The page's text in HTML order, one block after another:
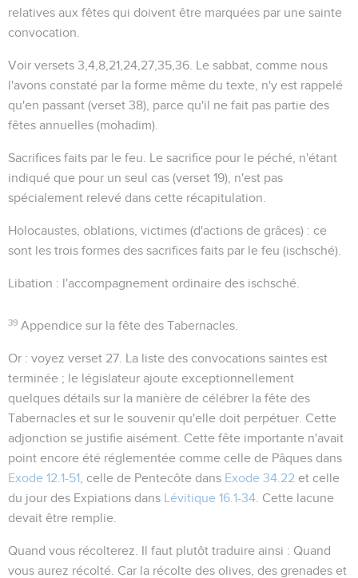
relatives aux fêtes qui doivent être marquées par une sainte
convocation.
Voir versets 3,4,8,21,24,27,35,36. Le sabbat, comme nous
l'avons constaté par la forme même du texte, n'y est rappelé
qu'en passant (verset 38), parce qu'il ne fait pas partie des
fêtes annuelles (mohadim).
Sacrifices faits par le feu . Le sacrifice pour le péché, n'étant
indiqué que pour un seul cas (verset 19), n'est pas
spécialement relevé dans cette récapitulation.
Holocaustes, oblations, victimes (d'actions de grâces) : ce
sont les trois formes des sacrifices faits par le feu (ischsché).
Libation : l'accompagnement ordinaire des ischsché
39 Appendice sur la fête des Tabernacles.
Or : voyez verset 27. La liste des convocations saintes est
terminée ; le législateur ajoute exceptionnellement
quelques détails sur la manière de célébrer la fête des
Tabernacles et sur le souvenir qu'elle doit perpétuer. Cette
adjonction se justifie aisément. Cette fête importante n'avait
point encore été réglementée comme celle de Pâques dans
Exode 12.1-51 , celle de Pentecôte dans Exode 34.22 et celle
du jour des Expiations dans Lévitique 16.1-34 . Cette lacune
devait être remplie.
Quand vous récolterez . Il faut plutôt traduire ainsi : Quand
vous aurez récolté . Car la récolte des olives, des grenades et